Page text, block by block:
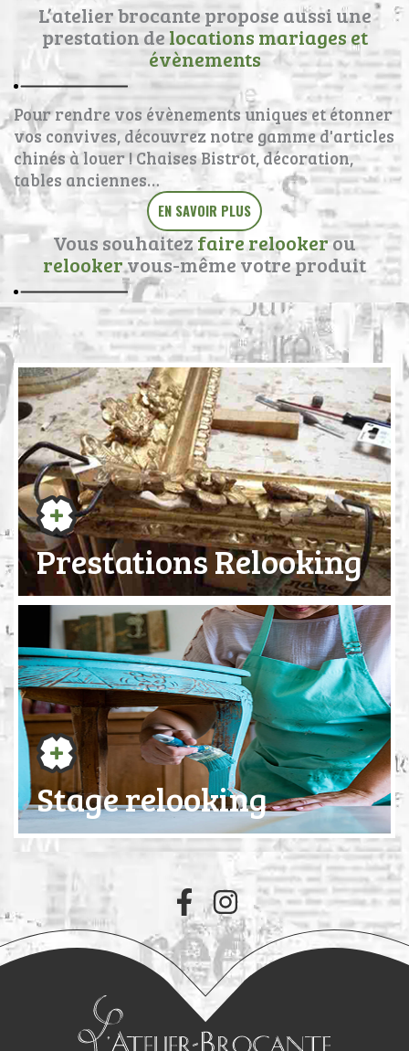
L’atelier brocante propose aussi une
prestation de locations mariages et
évènements
Pour rendre vos évènements uniques et étonner
vos convives, découvrez notre gamme d'articles
chinés à louer ! Chaises Bistrot, décoration,
tables anciennes…
EN SAVOIR PLUS
Vous souhaitez faire relookerou
relookervous-même votre produit
Prestations Relooking
Stage relooking